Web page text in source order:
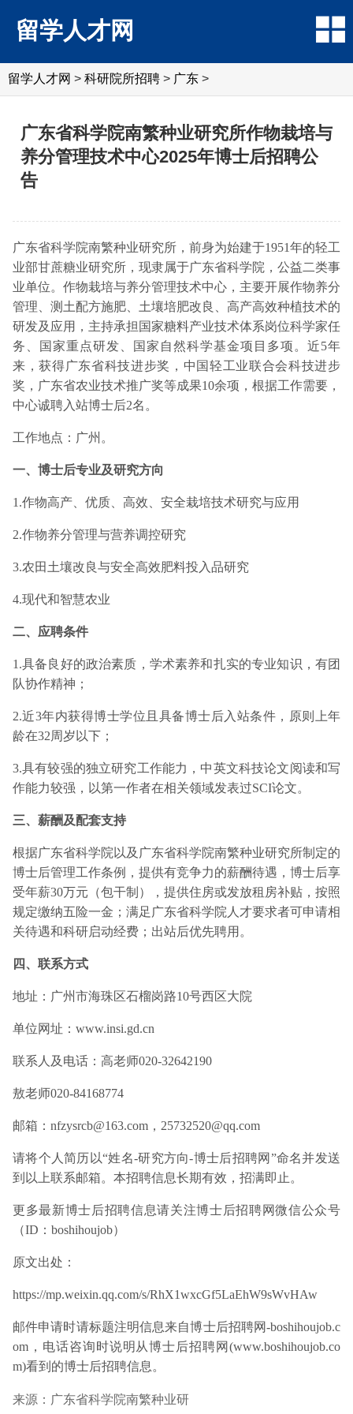
留学人才网
留学人才网 > 科研院所招聘 > 广东 >
广东省科学院南繁种业研究所作物栽培与
养分管理技术中心2025年博士后招聘公
告
广东省科学院南繁种业研究所，前身为始建于1951年的轻工
业部甘蔗糖业研究所，现隶属于广东省科学院，公益二类事
业单位。作物栽培与养分管理技术中心，主要开展作物养分
管理、测土配方施肥、土壤培肥改良、高产高效种植技术的
研发及应用，主持承担国家糖料产业技术体系岗位科学家任
务、国家重点研发、国家自然科学基金项目多项。近5年
来，获得广东省科技进步奖，中国轻工业联合会科技进步
奖，广东省农业技术推广奖等成果10余项，根据工作需要，
中心诚聘入站博士后2名。
工作地点：广州。
一、博士后专业及研究方向
1.作物高产、优质、高效、安全栽培技术研究与应用
2.作物养分管理与营养调控研究
3.农田土壤改良与安全高效肥料投入品研究
4.现代和智慧农业
二、应聘条件
1.具备良好的政治素质，学术素养和扎实的专业知识，有团
队协作精神；
2.近3年内获得博士学位且具备博士后入站条件，原则上年
龄在32周岁以下；
3.具有较强的独立研究工作能力，中英文科技论文阅读和写
作能力较强，以第一作者在相关领域发表过SCI论文。
三、薪酬及配套支持
根据广东省科学院以及广东省科学院南繁种业研究所制定的
博士后管理工作条例，提供有竞争力的薪酬待遇，博士后享
受年薪30万元（包干制），提供住房或发放租房补贴，按照
规定缴纳五险一金；满足广东省科学院人才要求者可申请相
关待遇和科研启动经费；出站后优先聘用。
四、联系方式
地址：广州市海珠区石榴岗路10号西区大院
单位网址：www.insi.gd.cn
联系人及电话：高老师020-32642190
敖老师020-84168774
邮箱：nfzysrcb@163.com，25732520@qq.com
请将个人简历以“姓名-研究方向-博士后招聘网”命名并发送
到以上联系邮箱。本招聘信息长期有效，招满即止。
更多最新博士后招聘信息请关注博士后招聘网微信公众号
（ID：boshihoujob）
原文出处：
https://mp.weixin.qq.com/s/RhX1wxcGf5LaEhW9sWvHAw
邮件申请时请标题注明信息来自博士后招聘网-boshihoujob.c
om，电话咨询时说明从博士后招聘网(www.boshihoujob.co
m)看到的博士后招聘信息。
来源：广东省科学院南繁种业研